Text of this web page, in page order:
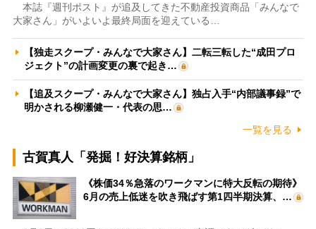
本誌『週刊ポスト』が追及してきた不動産投資商品「みんなで
大家さん」がいよいよ最終局面を迎えている…
【独走スクープ・みんなで大家さん】二転三転した“成田プロ
ジェクト”の計画変更の裏で起き…
【追及スクープ・みんなで大家さん】独占入手“内部議事録”で
明かされる柳瀬健一・代表の思…
一覧を見る
古賀真人「発掘！好決算銘柄」
《株価34％急落のワークマンに特大反転の期待》
6月の売上低迷を吹き飛ばす第1四半期決算、…